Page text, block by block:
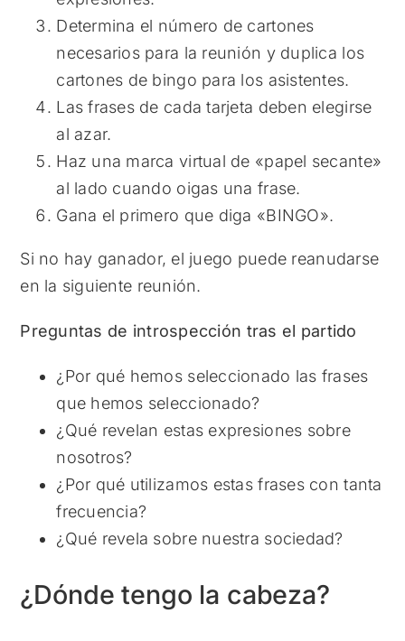
Determina el número de cartones
necesarios para la reunión y duplica los
cartones de bingo para los asistentes.
Las frases de cada tarjeta deben elegirse
al azar.
Haz una marca virtual de «papel secante»
al lado cuando oigas una frase.
Gana el primero que diga «BINGO».
Si no hay ganador, el juego puede reanudarse
en la siguiente reunión.
Preguntas de introspección tras el partido
¿Por qué hemos seleccionado las frases
que hemos seleccionado?
¿Qué revelan estas expresiones sobre
nosotros?
¿Por qué utilizamos estas frases con tanta
frecuencia?
¿Qué revela sobre nuestra sociedad?
¿Dónde tengo la cabeza?